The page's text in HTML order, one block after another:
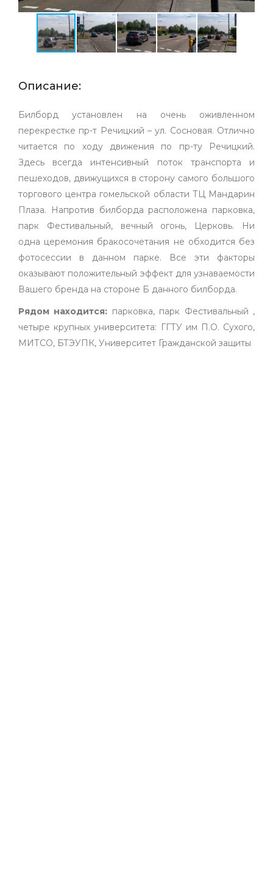
Описание:
Билборд установлен на очень оживленном
перекрестке пр-т Речицкий – ул. Сосновая. Отлично
читается по ходу движения по пр-ту Речицкий.
Здесь всегда интенсивный поток транспорта и
пешеходов, движущихся в сторону самого большого
торгового центра гомельской области ТЦ Мандарин
Плаза. Напротив билборда расположена парковка,
парк Фестивальный, вечный огонь, Церковь. Ни
одна церемония бракосочетания не обходится без
фотосессии в данном парке. Все эти факторы
оказывают положительный эффект для узнаваемости
Вашего бренда на стороне Б данного билборда.
Рядом находится: парковка, парк Фестивальный ,
четыре крупных университета: ГГТУ им П.О. Сухого,
МИТСО, БТЭУПК, Университет Гражданской защиты